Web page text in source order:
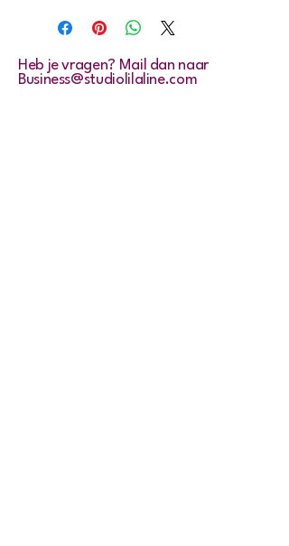
Heb je vragen? Mail dan naar
Business@studiolilaline.com